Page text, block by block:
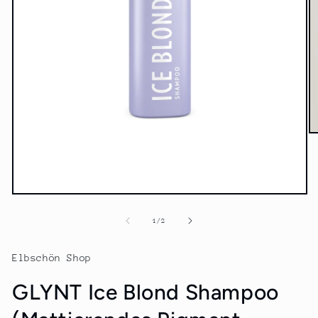
Medien
1/von
2
Elbschön Shop
GLYNT Ice Blond Shampoo